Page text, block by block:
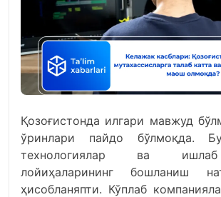
Қозоғистонда илгари мавжуд
ўринлари пайдо бўлмоқда.
технологиялар ва
лойиҳаларининг бошланиш
ҳисобланяпти. Кўплаб